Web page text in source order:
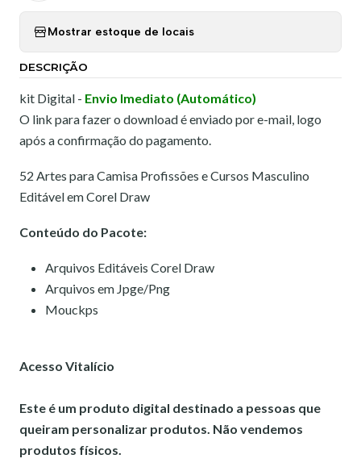
Mostrar estoque de locais
DESCRIÇÃO
kit Digital - Envio Imediato (Automático)
O link para fazer o download é enviado por e-mail, logo
após a confirmação do pagamento.
52 Artes para Camisa Profissões e Cursos Masculino
Editável em Corel Draw
Conteúdo do Pacote:
Arquivos Editáveis Corel Draw
Arquivos em Jpge/Png
Mouckps
Acesso Vitalício
Este é um produto digital destinado a pessoas que
queiram personalizar produtos. Não vendemos
produtos físicos.